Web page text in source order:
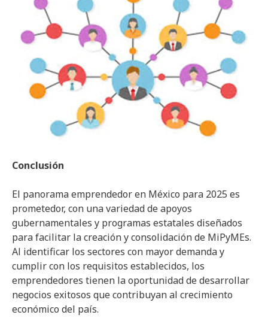
Conclusión
El panorama emprendedor en México para 2025 es
prometedor, con una variedad de apoyos
gubernamentales y programas estatales diseñados
para facilitar la creación y consolidación de MiPyMEs.
Al identificar los sectores con mayor demanda y
cumplir con los requisitos establecidos, los
emprendedores tienen la oportunidad de desarrollar
negocios exitosos que contribuyan al crecimiento
económico del país.